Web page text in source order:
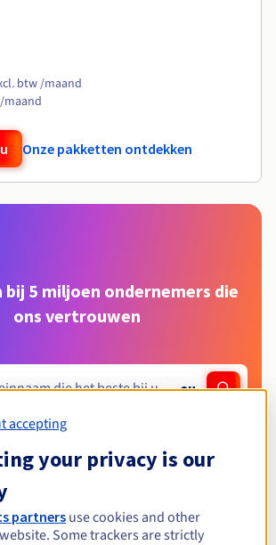
btw /maand
maand
Onze pakketten ontdekken
bij 5 miljoen ondernemers die
ons vertrouwen
.eu
bij een .eu domeinnaam
accepting
your privacy is our
partners use cookies and other
Some trackers are strictly